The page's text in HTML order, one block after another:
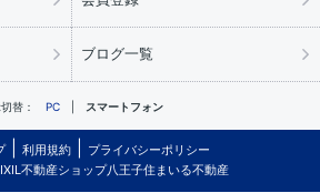
ブログ一覧
替： PC スマートフォン
利用規約
プライバシーポリシー
不動産ショップ八王子住まいる不動産